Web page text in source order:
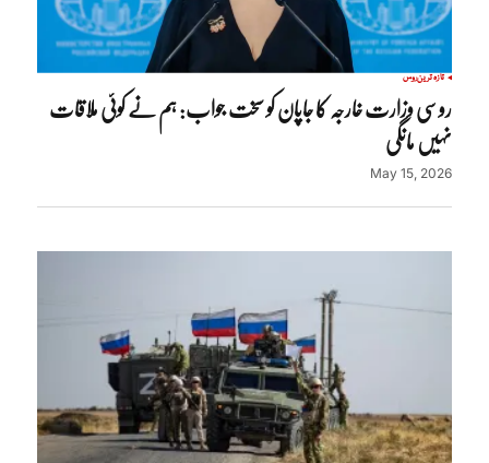
تازہ ترینروس
روسی وزارت خارجہ کا جاپان کو سخت جواب: ہم نے کوئی ملاقات
نہیں مانگی
May 15, 2026